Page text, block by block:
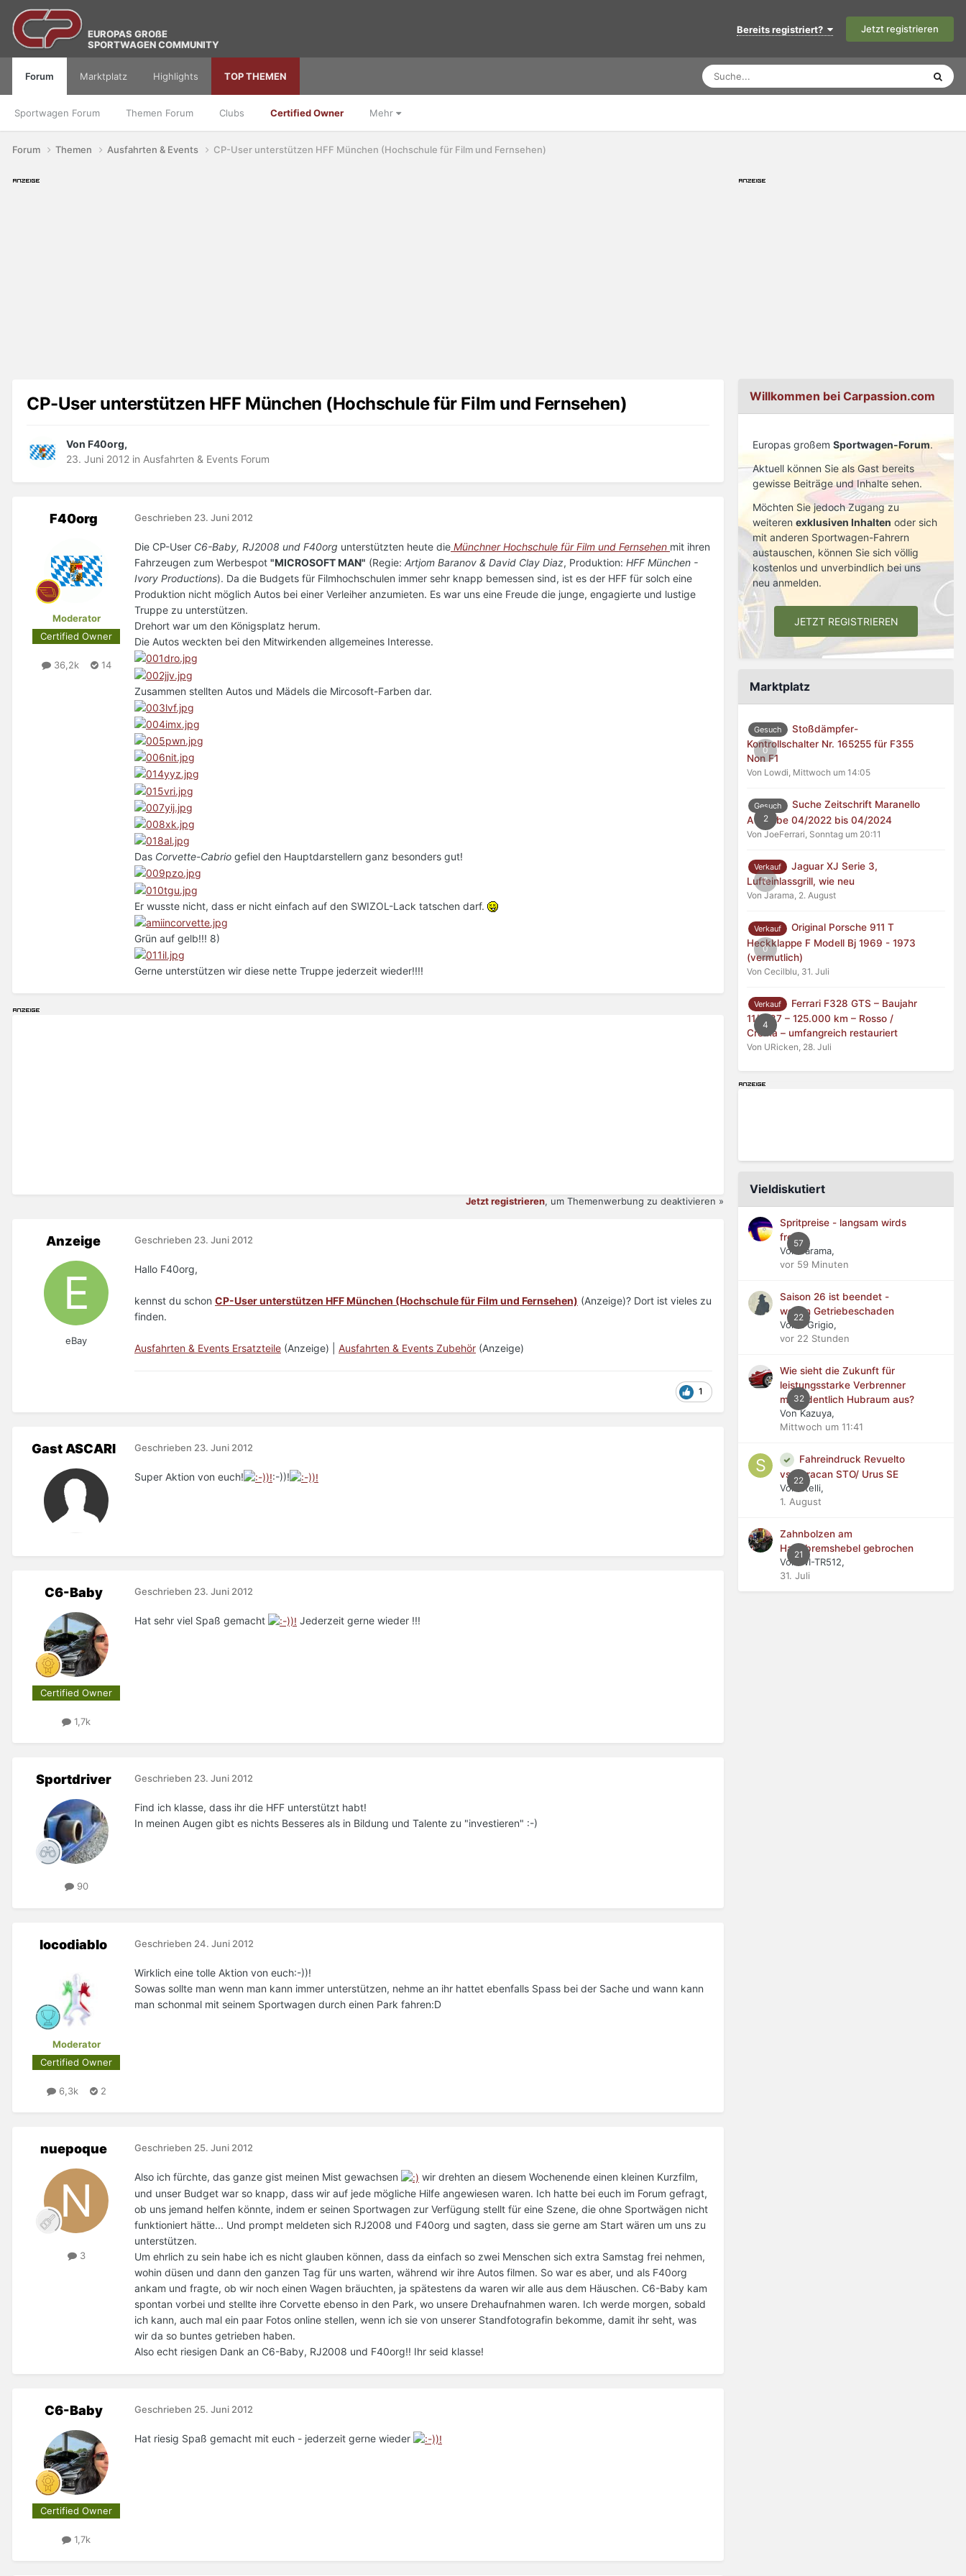
EUROPAS GROßE
SPORTWAGEN COMMUNITY
Bereits registriert? Jetzt registrieren
Forum
Sportwagen Forum Themen Forum Clubs Certified Owner Mehr
Marktplatz Highlights TOP THEMEN
Forum Themen Ausfahrten & Events CP-User unterstützen HFF München (Hochschule für Film und Fernsehen)
CP-User unterstützen HFF München (Hochschule für Film und Fernsehen)
Von F40org,
23. Juni 2012 in Ausfahrten & Events Forum
F40org
Moderator
Certified Owner
36,2k 14
Geschrieben 23. Juni 2012
Die CP-User C6-Baby, RJ2008 und F40org unterstützten heute die Münchner Hochschule für Film und Fernsehen mit ihren
Fahrzeugen zum Werbespot "MICROSOFT MAN" (Regie: Artjom Baranov & David Clay Diaz, Produktion: HFF München -
Ivory Productions). Da die Budgets für Filmhochschulen immer sehr knapp bemessen sind, ist es der HFF für solch eine
Produktion nicht möglich Autos bei einer Verleiher anzumieten. Es war uns eine Freude die junge, engagierte und lustige
Truppe zu unterstützen.
Drehort war um den Königsplatz herum.
Die Autos weckten bei den Mitwirkenden allgemeines Interesse.
Zusammen stellten Autos und Mädels die Mircosoft-Farben dar.
Das Corvette-Cabrio gefiel den Hauptdarstellern ganz besonders gut!
Er wusste nicht, dass er nicht einfach auf den SWIZOL-Lack tatschen darf.
Grün auf gelb!!! 8)
Gerne unterstützen wir diese nette Truppe jederzeit wieder!!!!
Jetzt registrieren, um Themenwerbung zu deaktivieren »
Anzeige
eBay
Geschrieben 23. Juni 2012
Hallo F40org,
kennst du schon CP-User unterstützen HFF München (Hochschule für Film und Fernsehen) (Anzeige)? Dort ist vieles zu
finden.
Ausfahrten & Events Ersatzteile (Anzeige) | Ausfahrten & Events Zubehör (Anzeige)
1
Gast ASCARI Geschrieben 23. Juni 2012
Super Aktion von euch! :-))!
C6-Baby
Certified Owner
1,7k
Geschrieben 23. Juni 2012
Hat sehr viel Spaß gemacht Jederzeit gerne wieder !!!
Sportdriver
90
Geschrieben 23. Juni 2012
Find ich klasse, dass ihr die HFF unterstützt habt!
In meinen Augen gibt es nichts Besseres als in Bildung und Talente zu "investieren" :-)
locodiablo
Moderator
Certified Owner
6,3k 2
Geschrieben 24. Juni 2012
Wirklich eine tolle Aktion von euch:-))!
Sowas sollte man wenn man kann immer unterstützen, nehme an ihr hattet ebenfalls Spass bei der Sache und wann kann
man schonmal mit seinem Sportwagen durch einen Park fahren:D
nuepoque
3
Geschrieben 25. Juni 2012
Also ich fürchte, das ganze gist meinen Mist gewachsen
wir drehten an diesem Wochenende einen kleinen Kurzfilm,
und unser Budget war so knapp, dass wir auf jede mögliche Hilfe angewiesen waren. Ich hatte bei euch im Forum gefragt,
ob uns jemand helfen könnte, indem er seinen Sportwagen zur Verfügung stellt für eine Szene, die ohne Sportwägen nicht
funktioniert hätte... Und prompt meldeten sich RJ2008 und F40org und sagten, dass sie gerne am Start wären um uns zu
unterstützen.
Um ehrlich zu sein habe ich es nicht glauben können, dass da einfach so zwei Menschen sich extra Samstag frei nehmen,
wohin düsen und dann den ganzen Tag für uns warten, während wir ihre Autos filmen. So war es aber, und als F40org
ankam und fragte, ob wir noch einen Wagen bräuchten, ja spätestens da waren wir alle aus dem Häuschen. C6-Baby kam
spontan vorbei und stellte ihre Corvette ebenso in den Park, wo unsere Drehaufnahmen waren. Ich werde morgen, sobald
ich kann, auch mal ein paar Fotos online stellen, wenn ich sie von unserer Standfotografin bekomme, damit ihr seht, was
wir da so buntes getrieben haben.
Also echt riesigen Dank an C6-Baby, RJ2008 und F40org!! Ihr seid klasse!
C6-Baby
Certified Owner
1,7k
Geschrieben 25. Juni 2012
Hat riesig Spaß gemacht mit euch - jederzeit gerne wieder
Willkommen bei Carpassion.com
Europas großem Sportwagen-Forum.
Aktuell können Sie als Gast bereits
gewisse Beiträge und Inhalte sehen.
Möchten Sie jedoch Zugang zu
weiteren exklusiven Inhalten oder sich
mit anderen Sportwagen-Fahrern
austauschen, können Sie sich völlig
kostenlos und unverbindlich bei uns
neu anmelden.
JETZT REGISTRIEREN
Marktplatz
0
Gesuch
Stoßdämpfer-
Kontrollschalter Nr. 165255 für F355
Non F1
Von Lowdi, Mittwoch um 14:05
2
Gesuch
Suche Zeitschrift Maranello
Ausgabe 04/2022 bis 04/2024
Von JoeFerrari, Sonntag um 20:11
0
Verkauf
Jaguar XJ Serie 3,
Lufteinlassgrill, wie neu
Von Jarama, 2. August
0
Verkauf
Original Porsche 911 T
Heckklappe F Modell Bj 1969 - 1973
(vermutlich)
Von Cecilblu, 31. Juli
4
Verkauf
Ferrari F328 GTS – Baujahr
11/1987 – 125.000 km – Rosso /
Crema – umfangreich restauriert
Von URicken, 28. Juli
Vieldiskutiert
57
Spritpreise - langsam wirds
frech
Von Jarama,
vor 59 Minuten
22
Saison 26 ist beendet -
wegen Getriebeschaden
Von Il Grigio,
vor 22 Stunden
32
Wie sieht die Zukunft für
leistungsstarke Verbrenner
mit ordentlich Hubraum aus?
Von Kazuya,
Mittwoch um 11:41
22
Fahreindruck Revuelto
vs Huracan STO/ Urus SE
Von stelli,
1. August
21
Zahnbolzen am
Handbremshebel gebrochen
Von WI-TR512,
31. Juli